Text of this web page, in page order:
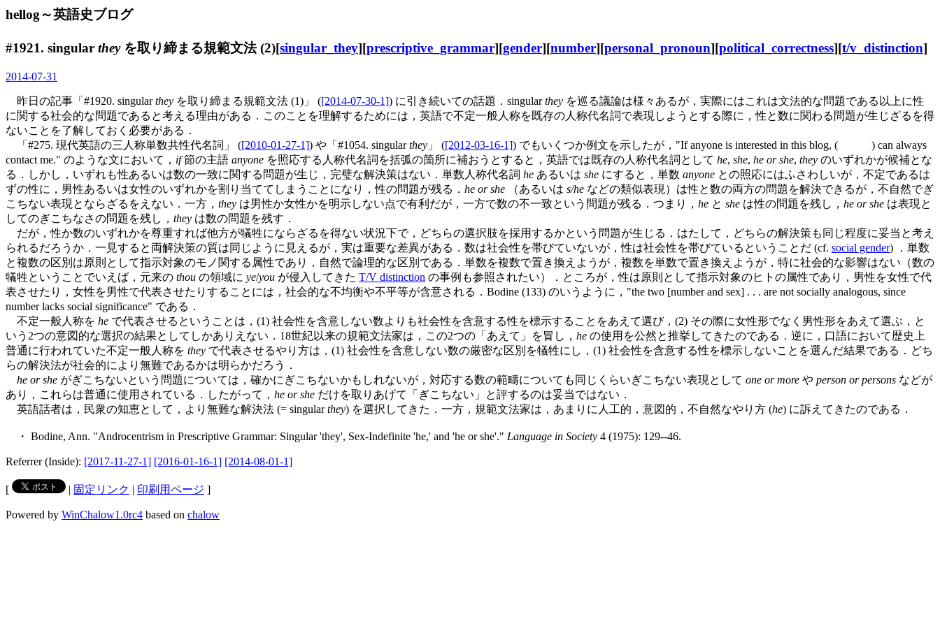
hellog～英語史ブログ
#1921. singular theyを取り締まる規範文法 (2)[singular_they][prescriptive_grammar][gender][number][personal_pronoun][political_correctness][t/v_distinction]
2014-07-31
昨日の記事「#1920. singularthey を取り締まる規範文法 (1)」 ([2014-07-30-1]) に引き続いての話題．singularthey を巡る議論は様々あるが，実際にはこれは文法的な問題である以上に性
に関する社会的な問題であると考える理由がある．このことを理解するためには，英語で不定一般人称を既存の人称代名詞で表現しようとする際に，性と数に関わる問題が生じざるを得
ないことを了解しておく必要がある．
「#275. 現代英語の三人称単数共性代名詞」 ([2010-01-27-1]) や「#1054. singularthey 」 ([2012-03-16-1]) でもいくつか例文を示したが，"If anyone is interested in this blog, ( ) can always
contact me." のような文において， if節の主語 anyone を照応する人称代名詞を括弧の箇所に補おうとすると，英語では既存の人称代名詞として he, she, he or she, they のいずれかが候補とな
る．しかし，いずれも性あるいは数の一致に関する問題が生じ，完璧な解決策はない．単数人称代名詞 he あるいは she にすると，単数 anyone との照応にはふさわしいが，不定であるは
ずの性に，男性あるいは女性のいずれかを割り当ててしまうことになり，性の問題が残る． he or she （あるいは s/he などの類似表現）は性と数の両方の問題を解決できるが，不自然でぎ
こちない表現とならざるをえない．一方， they は男性か女性かを明示しない点で有利だが，一方で数の不一致という問題が残る．つまり， he と she は性の問題を残し， he or she は表現と
してのぎこちなさの問題を残し， they は数の問題を残す．
だが，性か数のいずれかを尊重すれば他方が犠牲にならざるを得ない状況下で，どちらの選択肢を採用するかという問題が生じる．はたして，どちらの解決策も同じ程度に妥当と考え
られるだろうか．一見すると両解決策の質は同じように見えるが，実は重要な差異がある．数は社会性を帯びていないが，性は社会性を帯びているということだ (cf. social gender) ．単数
と複数の区別は原則として指示対象のモノ関する属性であり，自然で論理的な区別である．単数を複数で置き換えようが，複数を単数で置き換えようが，特に社会的な影響はない（数の
犠牲ということでいえば，元来の thou の領域に ye/you が侵入してきた T/V distinction の事例も参照されたい）．ところが，性は原則として指示対象のヒトの属性であり，男性を女性で代
表させたり，女性を男性で代表させたりすることには，社会的な不均衡や不平等が含意される．Bodine (133) のいうように，"the two [number and sex] . . . are not socially analogous, since
number lacks social significance" である．
不定一般人称を he で代表させるということは，(1) 社会性を含意しない数よりも社会性を含意する性を標示することをあえて選び，(2) その際に女性形でなく男性形をあえて選ぶ，と
いう2つの意図的な選択の結果としてしかありえない．18世紀以来の規範文法家は，この2つの「あえて」を冒し， he の使用を公然と推挙してきたのである．逆に，口語において歴史上
普通に行われていた不定一般人称を they で代表させるやり方は，(1) 社会性を含意しない数の厳密な区別を犠牲にし，(1) 社会性を含意する性を標示しないことを選んだ結果である．どち
らの解決法が社会的により無難であるかは明らかだろう．
he or she がぎこちないという問題については，確かにぎこちないかもしれないが，対応する数の範疇についても同じくらいぎこちない表現として one or more や person or persons などが
あり，これらは普通に使用されている．したがって， he or she だけを取りあげて「ぎこちない」と評するのは妥当ではない．
英語話者は，民衆の知恵として，より無難な解決法 (= singularthey) を選択してきた．一方，規範文法家は，あまりに人工的，意図的，不自然なやり方 (he) に訴えてきたのである．
・ Bodine, Ann. "Androcentrism in Prescriptive Grammar: Singular 'they', Sex-Indefinite 'he,' and 'he or she'." Language in Society 4 (1975): 129--46.
Referrer (Inside): [2017-11-27-1] [2016-01-16-1] [2014-08-01-1]
[ | 固定リンク | 印刷用ページ ]
Powered by WinChalow1.0rc4 based on chalow